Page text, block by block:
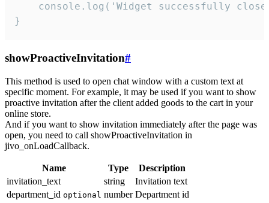
console.log('Widget successfully
}
showProactiveInvitation#
This method is used to open chat window with a custom text at
specific moment. For example, it may be used if you want to show
proactive invitation after the client added goods to the cart in your
online store.
And if you want to show invitation immediately after the page was
open, you need to call showProactiveInvitation in
jivo_onLoadCallback.
Name Type
Description
invitation_text
string
Invitation text
department_id optional number Department id